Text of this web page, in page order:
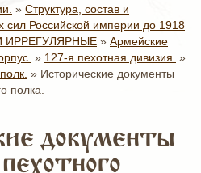
» Структура, состав и
сил Российской империи до 1918
ИРРЕГУЛЯРНЫЕ » Армейские
» 127-я пехотная дивизия. »
» Исторические документы
полка.
документы